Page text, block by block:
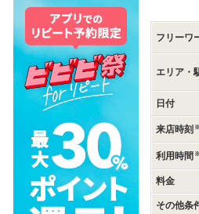
フリーワ
エリア・
日付
来店時刻
利用時間
料金
その他条